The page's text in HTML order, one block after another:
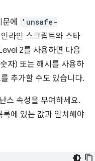
에
'unsafe-
라인 스크립트와 스타
2를 사용하면 다음
자) 또는 해시를 사용하
추가할 수도 있습니다.
스 속성을 부여하세요.
에 있는 값과 일치해야